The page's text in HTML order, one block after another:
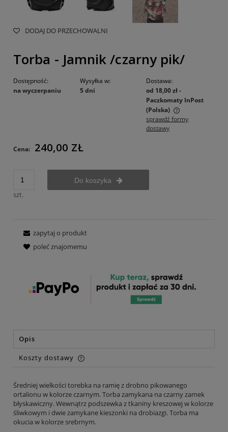
DODAJ DO PRZECHOWALNI
Torba - Jamnik /czarny pik/
Dostępność:
na wyczerpaniu
Wysyłka w:
5 dni
Dostawa:
od 18,00 zł-
Paczkomaty InPost
(Polska)
Cena nie zawiera ewentualnych kosztów płatności
sprawdź formy
dostawy
Cena: 240,00 ZŁ
szt.
Do koszyka
zapytaj o produkt
poleć znajomemu
Opis
Koszty dostawy
Cena nie zawiera ewentualnych kosztów płatności
Średniej wielkości torebka na ramię z drobno pikowanego
ortalionu w kolorze czarnym. Torba zamykana na czarny zamek
błyskawiczny. Wewnątrz podszewka z tkaniny kreszowej w kolorze
śliwkowym i dwie zamykane kieszonki na drobiazgi. Torba ma
okucia w kolorze srebrnym.